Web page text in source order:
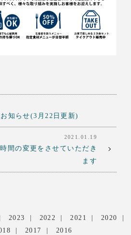
知らせ(3月22日更新)
2021.01.19
間の変更をさせていただき
ます
2023 2022 2021
2020
2017 2016